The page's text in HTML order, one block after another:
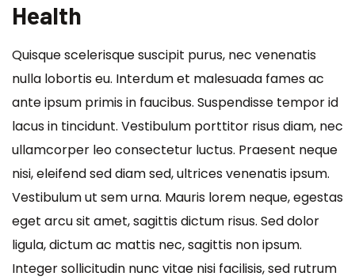
Health
Quisque scelerisque suscipit purus, nec venenatis
nulla lobortis eu. Interdum et malesuada fames ac
ante ipsum primis in faucibus. Suspendisse tempor id
lacus in tincidunt. Vestibulum porttitor risus diam, nec
ullamcorper leo consectetur luctus. Praesent neque
nisi, eleifend sed diam sed, ultrices venenatis ipsum.
Vestibulum ut sem urna. Mauris lorem neque, egestas
eget arcu sit amet, sagittis dictum risus. Sed dolor
ligula, dictum ac mattis nec, sagittis non ipsum.
Integer sollicitudin nunc vitae nisi facilisis, sed rutrum